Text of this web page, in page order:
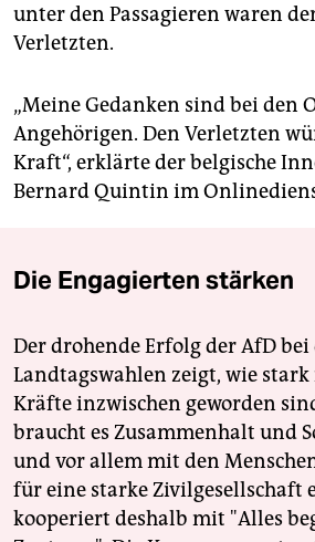
unter den Passagieren waren
Verletzten.
„Meine Gedanken sind bei den
Angehörigen. Den Verletzten
Kraft“, erklärte der belgische
Bernard Quintin im
Die Engagierten stärken
Der drohende Erfolg der AfD
Landtagswahlen zeigt, wie
Kräfte inzwischen geworden
braucht es Zusammenhalt und
und vor allem mit den
für eine starke Zivilgesellschaft
kooperiert deshalb mit "Alles